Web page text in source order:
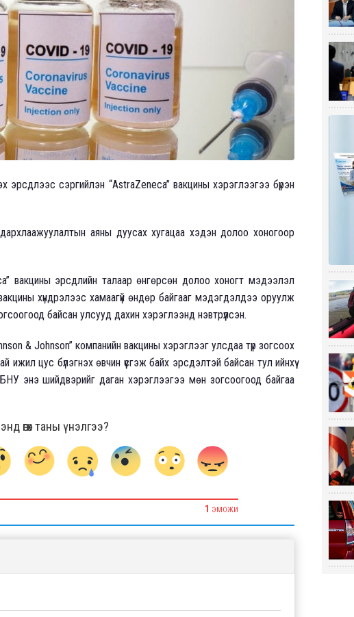
эрсдлээс сэргийлэн “AstraZeneca” вакцины хэрэглээгээ бүрэн
аяны дуусах хугацаа хэдэн долоо хоногоор
вакцины эрсдлийн талаар өнгөрсөн долоо хоногт мэдээлэл
хүндрэлээс хамаагүй өндөр байгааг мэдэгдэлдээ оруулж
байсан улсууд дахин хэрэглээнд нэвтрүүлсэн.
& Johnson” компанийн вакцины хэрэглээг улсдаа түр зогсоох
цус бүлэгнэх өвчин үүсгэж байх эрсдэлтэй байсан тул ийнхүү
энэ шийдвэрийг даган хэрэглээгээ мөн зогсоогоод байгаа
өгөх таны үнэлгээ?
1 ЭМОЖИ